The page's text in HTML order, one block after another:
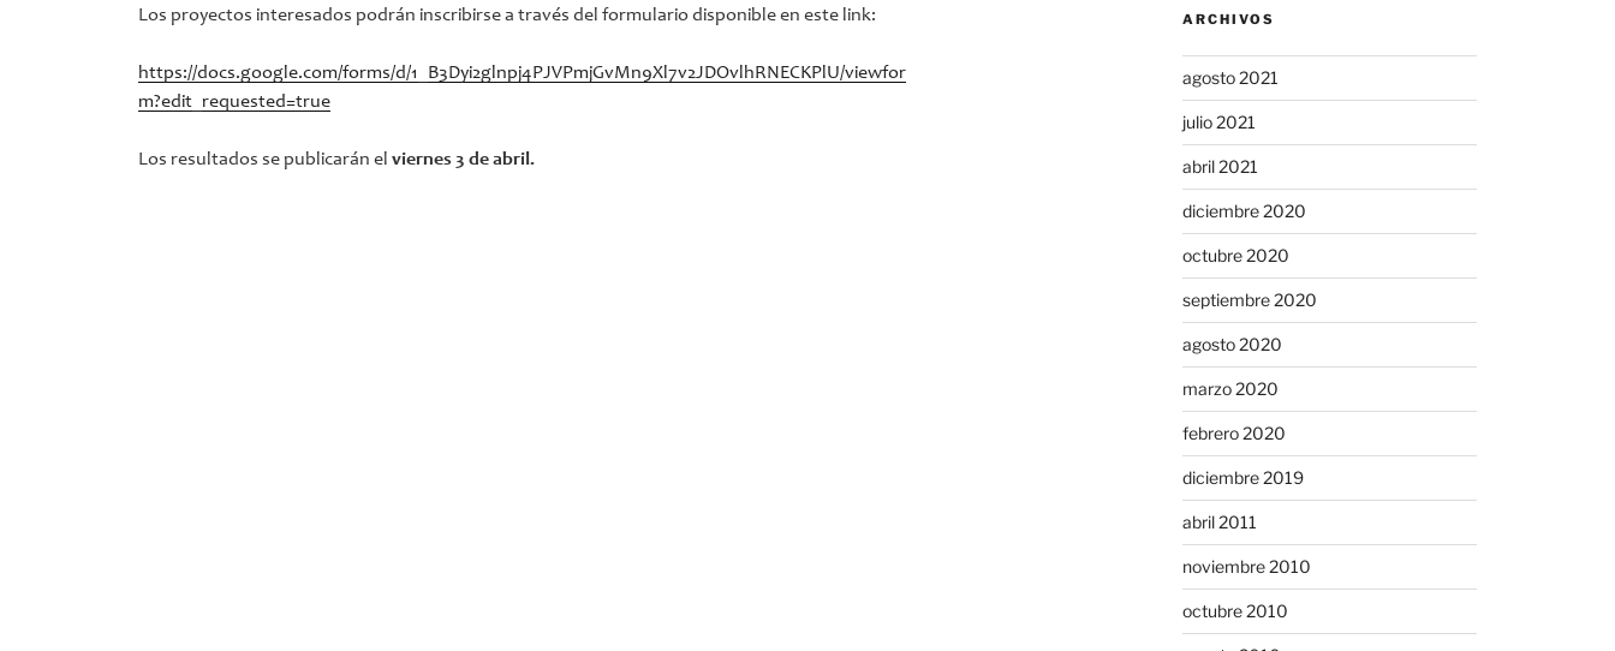
Los proyectos interesados podrán inscribirse a través del formulario disponible en este link:
https://docs.google.com/forms/d/1_B3Dyi2glnpj4PJVPmjGvMn9Xl7v2JDOvlhRNECKPlU/viewfor
m?edit_requested=true
Los resultados se publicarán elviernes 3 de abril.
ARCHIVOS
agosto 2021
julio 2021
abril 2021
diciembre 2020
octubre 2020
septiembre 2020
agosto 2020
marzo 2020
febrero 2020
diciembre 2019
abril 2011
noviembre 2010
octubre 2010